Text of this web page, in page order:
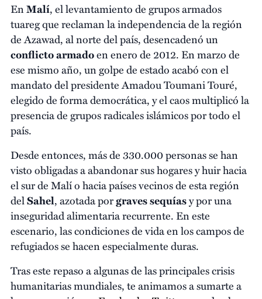
EnMalí, el levantamiento de grupos armados
tuareg que reclaman la independencia de la región
de Azawad, al norte del país, desencadenó un
conflicto armadoen enero de 2012. En marzo de
ese mismo año, un golpe de estado acabó con el
mandato del presidente Amadou Toumani Touré,
elegido de forma democrática, y el caos multiplicó la
presencia de grupos radicales islámicos por todo el
país.
Desde entonces, más de 330.000 personas se han
visto obligadas a abandonar sus hogares y huir hacia
el sur de Malí o hacia países vecinos de esta región
delSahel, azotada porgraves sequíasy por una
inseguridad alimentaria recurrente. En este
escenario, las condiciones de vida en los campos de
refugiados se hacen especialmente duras.
Tras este repaso a algunas de las principales crisis
humanitarias mundiales, te animamos a sumarte a